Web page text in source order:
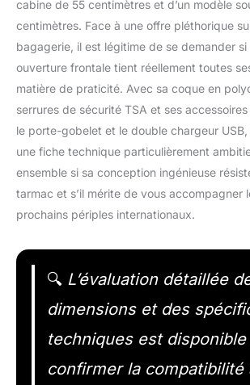
cabine de 55 centimètres et d’un modèle
centimètres. Face à une offre pléthorique
bagagerie, il est légitime de se demander
ouverture frontale tient réellement toutes
matière de praticité. Avec sa coque en
serrures de sécurité TSA et ses
le porte-gobelet et le double chargeur
une fiche technique particulièrement
ensemble si sa conception ingénieuse
tarmac et s’il mérite de vous accompagner
prochains périples internationaux.
🔍 L’évaluation détaillée
dimensions et des
techniques est
confirmer la compatibilité